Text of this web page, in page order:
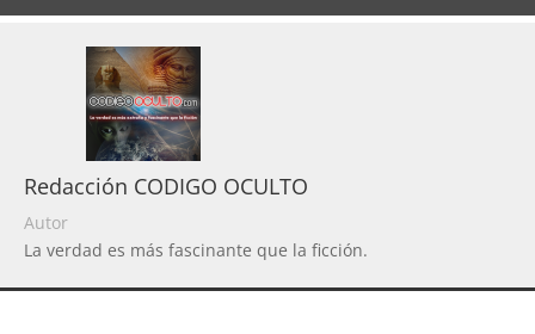
Redacción CODIGO OCULTO
Autor
La verdad es más fascinante que la ficción.